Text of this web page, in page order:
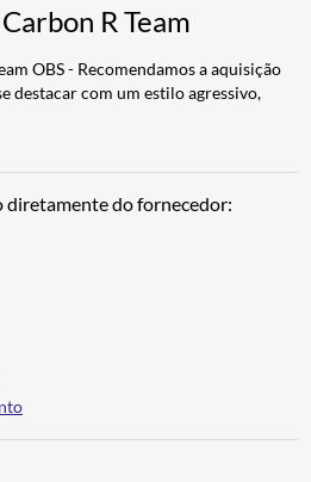
R Team
OBS - Recomendamos a aquisição
destacar com um estilo agressivo,
diretamente do fornecedor: